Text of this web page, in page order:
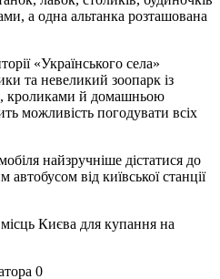
а одна альтанка розташована
«Українського села»
та невеликий зоопарк із
кроликами й домашньою
можливість погодувати всіх
найзручніше дістатися до
від київської станції
Києва для купання на
0